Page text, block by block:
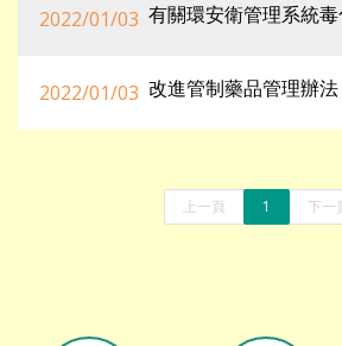
2022/01/03 有關環安衛管理系統
2022/01/03 改進管制藥品管理辦法
上一頁 1 下一